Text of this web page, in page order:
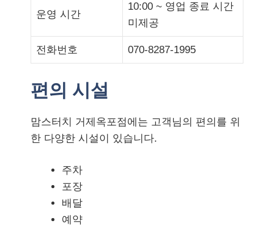
운영 시간
10:00 ~ 영업 종료 시간
미제공
전화번호 070-8287-1995
편의 시설
맘스터치 거제옥포점에는 고객님의 편의를 위
한 다양한 시설이 있습니다.
주차
포장
배달
예약